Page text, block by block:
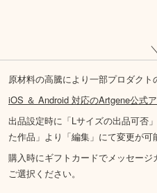
原材料の高騰により一部プロダク
iOS ＆ Android 対応のArtgene公式
出品設定時に「Lサイズの出品可否
た作品」より「編集」にて変更が可
購入時にギフトカードでメッセー
ご選択ください。